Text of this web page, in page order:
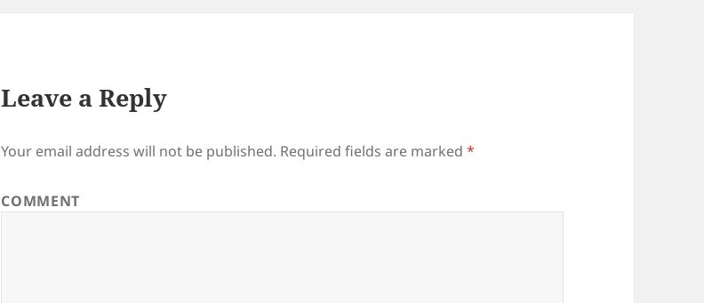
Leave a Reply
Your email address will not be published. Required fields are marked*
COMMENT